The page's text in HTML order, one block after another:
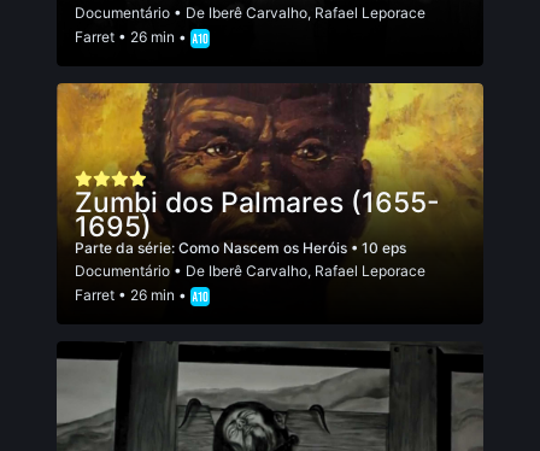
Documentário • De Iberê Carvalho, Rafael Leporace
Farret • 26 min •
Zumbi dos Palmares (1655-
1695)
Parte da série: Como Nascem os Heróis • 10 eps
Documentário • De Iberê Carvalho, Rafael Leporace
Farret • 26 min •